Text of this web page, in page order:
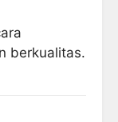
berkualitas.